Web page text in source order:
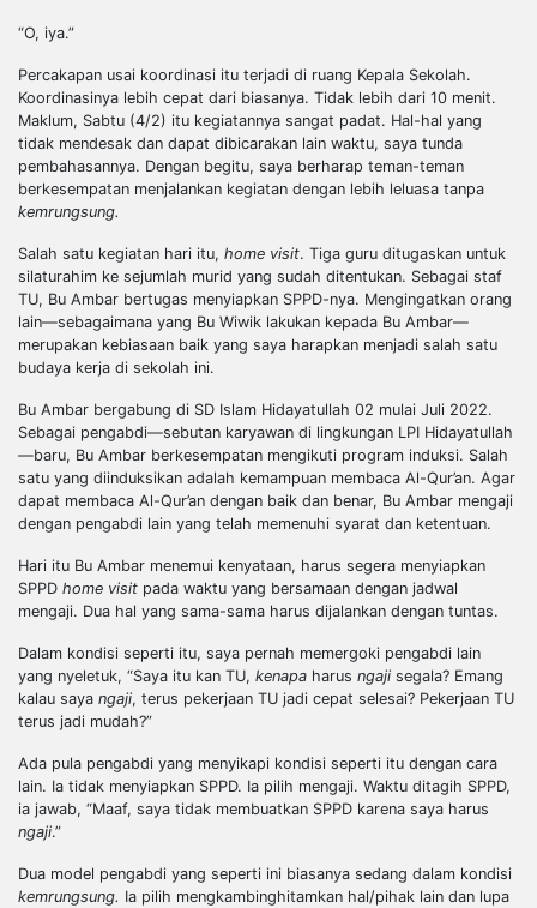
“O, iya.”
Percakapan usai koordinasi itu terjadi di ruang Kepala Sekolah.
Koordinasinya lebih cepat dari biasanya. Tidak lebih dari 10 menit.
Maklum, Sabtu (4/2) itu kegiatannya sangat padat. Hal-hal yang
tidak mendesak dan dapat dibicarakan lain waktu, saya tunda
pembahasannya. Dengan begitu, saya berharap teman-teman
berkesempatan menjalankan kegiatan dengan lebih leluasa tanpa
kemrungsung.
Salah satu kegiatan hari itu, home visit. Tiga guru ditugaskan untuk
silaturahim ke sejumlah murid yang sudah ditentukan. Sebagai staf
TU, Bu Ambar bertugas menyiapkan SPPD-nya. Mengingatkan orang
lain—sebagaimana yang Bu Wiwik lakukan kepada Bu Ambar—
merupakan kebiasaan baik yang saya harapkan menjadi salah satu
budaya kerja di sekolah ini.
Bu Ambar bergabung di SD Islam Hidayatullah 02 mulai Juli 2022.
Sebagai pengabdi—sebutan karyawan di lingkungan LPI Hidayatullah
—baru, Bu Ambar berkesempatan mengikuti program induksi. Salah
satu yang diinduksikan adalah kemampuan membaca Al-Qur’an. Agar
dapat membaca Al-Qur’an dengan baik dan benar, Bu Ambar mengaji
dengan pengabdi lain yang telah memenuhi syarat dan ketentuan.
Hari itu Bu Ambar menemui kenyataan, harus segera menyiapkan
SPPD home visit pada waktu yang bersamaan dengan jadwal
mengaji. Dua hal yang sama-sama harus dijalankan dengan tuntas.
Dalam kondisi seperti itu, saya pernah memergoki pengabdi lain
yang nyeletuk, “Saya itu kan TU, kenapa harus ngaji segala? Emang
kalau saya ngaji, terus pekerjaan TU jadi cepat selesai? Pekerjaan TU
terus jadi mudah?”
Ada pula pengabdi yang menyikapi kondisi seperti itu dengan cara
lain. Ia tidak menyiapkan SPPD. Ia pilih mengaji. Waktu ditagih SPPD,
ia jawab, “Maaf, saya tidak membuatkan SPPD karena saya harus
ngaji.”
Dua model pengabdi yang seperti ini biasanya sedang dalam kondisi
kemrungsung. Ia pilih mengkambinghitamkan hal/pihak lain dan lupa